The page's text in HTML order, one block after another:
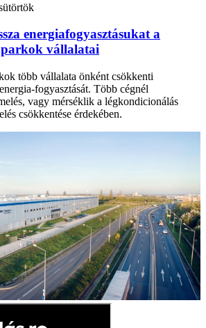
energiafogyasztásukat a
vállalatai
több vállalata önként csökkenti
fogyasztását. Több cégnél
vagy mérséklik a légkondicionálás
csökkentése érdekében.